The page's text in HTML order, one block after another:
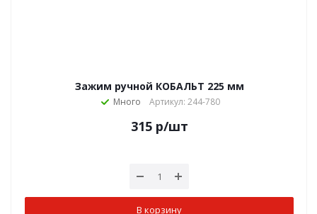
Зажим ручной КОБАЛЬТ 225 мм
Много Артикул: 244-780
315р/шт
В корзину